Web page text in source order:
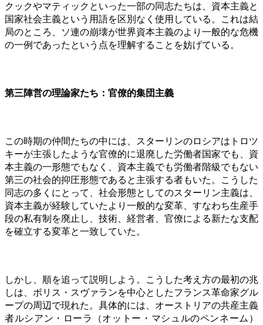
クックやマティックといった一部の同志たちは、資本主義と
国家社会主義という用語を区別なく使用している。これは結
局のところ、ソ連の崩壊が世界資本主義のより一般的な危機
の一例であったという点を理解することを妨げている。
第三陣営の理論家たち：官僚的集団主義
この時期の仲間たちの中には、スターリンのロシアはトロツ
キーが主張したような官僚的に退廃した労働者国家でも、資
本主義の一形態でもなく、資本主義でも労働者階級でもない
第三の社会的抑圧形態であると主張する者もいた。こうした
同志の多くにとって、社会形態としてのスターリン主義は、
資本主義が経験していたより一般的な変革、すなわち生産手
段の私有制を廃止し、技術、経営者、官僚による新たな支配
を確立する変革と一致していた。
しかし、順を追って説明しよう。こうした考え方の最初の兆
しは、ボリス・スヴァランを中心としたフランス革命家グル
ープの周辺で現れた。具体的には、オーストリアの共産主義
者ルシアン・ローラ（オットー・マシュルのペンネーム）